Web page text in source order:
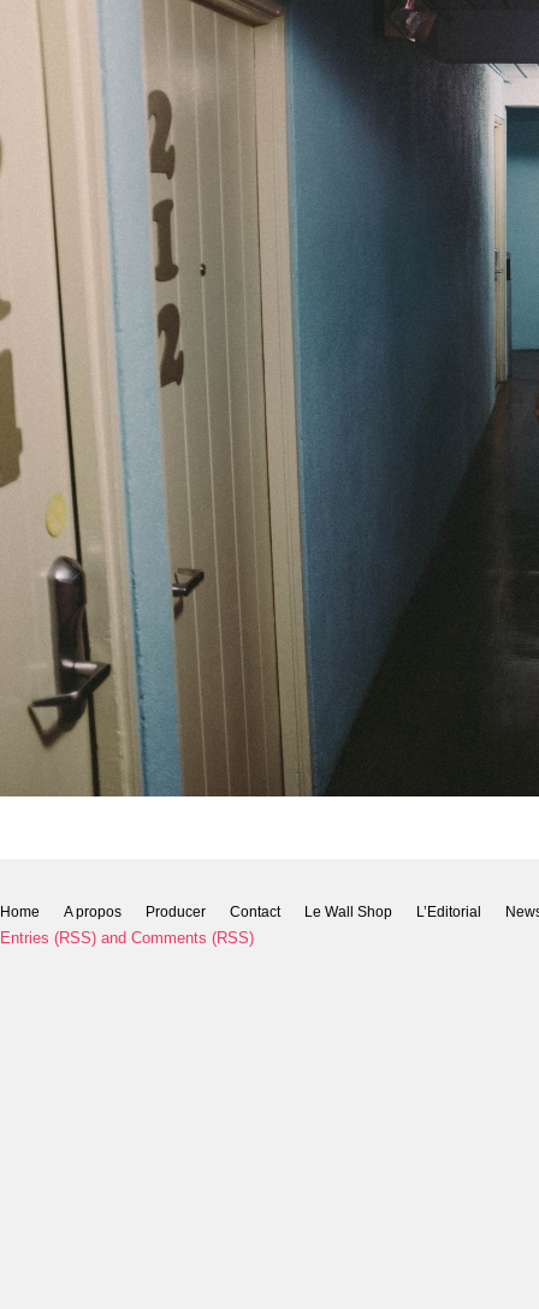
Home A propos Producer Contact Le Wall Shop L’Editorial
Entries (RSS) and Comments (RSS)